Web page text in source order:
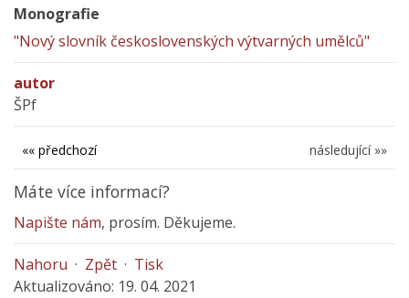
Monografie
"Nový slovník československých výtvarných umělců"
autor
ŠPf
následující »»
«« předchozí
Máte více informací?
Napište nám, prosím. Děkujeme.
Nahoru · Zpět · Tisk
Aktualizováno: 19. 04. 2021